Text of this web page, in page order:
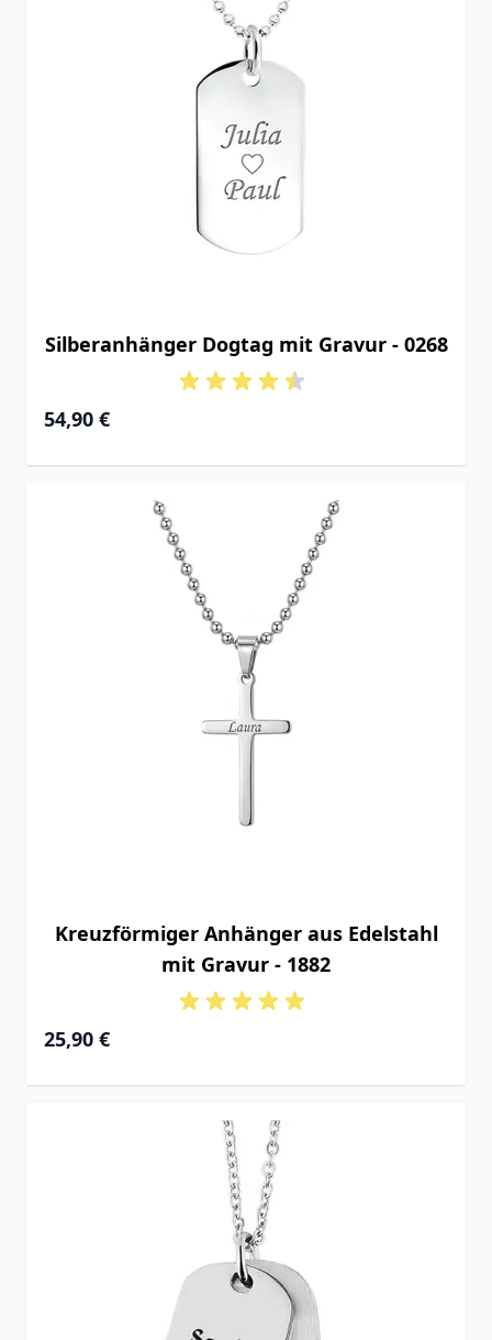
Silberanhänger Dogtag mit Gravur - 0268
54,90 €
Kreuzförmiger Anhänger aus Edelstahl
mit Gravur - 1882
25,90 €